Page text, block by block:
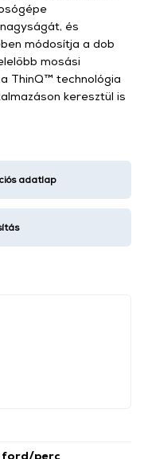
ford/perc
és
módosítja a dob
mosási
ThinQ™ technológia
keresztül is
adatlap